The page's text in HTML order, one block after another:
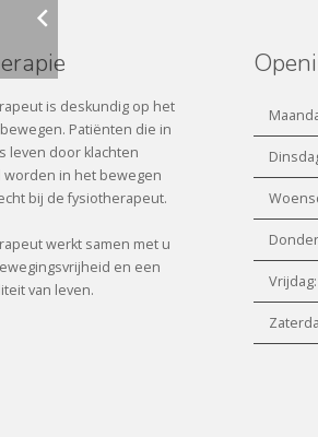
is deskundig op het
Patiënten die in
leven door klachten
worden in het bewegen
bij de fysiotherapeut.
werkt samen met u
en een
van leven.
Vrijdag: